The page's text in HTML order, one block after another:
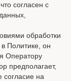
согласен с
обработки
Политике, он
Оператору
предполагает,
согласие на